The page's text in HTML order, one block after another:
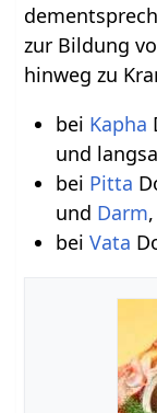
zur Bildung
hinweg zu
bei Kapha
und
bei Pitta
und Darm
bei Vata